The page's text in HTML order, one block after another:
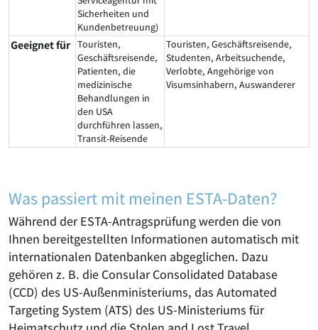
Sicherheiten und
Kundenbetreuung)
Geeignet für Touristen,
Geschäftsreisende,
Patienten, die
medizinische
Behandlungen in
den USA
durchführen lassen,
Transit-Reisende
Touristen, Geschäftsreisende,
Studenten, Arbeitsuchende,
Verlobte, Angehörige von
Visumsinhabern, Auswanderer
Was passiert mit meinen ESTA-Daten?
Während der ESTA-Antragsprüfung werden die von
Ihnen bereitgestellten Informationen automatisch mit
internationalen Datenbanken abgeglichen. Dazu
gehören z. B. die Consular Consolidated Database
(CCD) des US-Außenministeriums, das Automated
Targeting System (ATS) des US-Ministeriums für